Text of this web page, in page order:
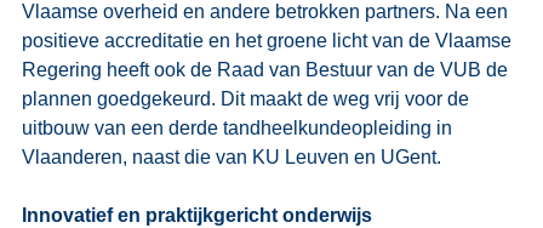
Vlaamse overheid en andere betrokken partners. Na een
positieve accreditatie en het groene licht van de Vlaamse
Regering heeft ook de Raad van Bestuur van de VUB de
plannen goedgekeurd. Dit maakt de weg vrij voor de
uitbouw van een derde tandheelkundeopleiding in
Vlaanderen, naast die van KU Leuven en UGent.
Innovatief en praktijkgericht onderwijs